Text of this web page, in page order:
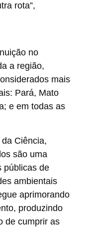
rota”,
no
a região,
mais
Pará, Mato
e em todas as
Ciência,
são uma
públicas de
ambientais
aprimorando
produzindo
de cumprir as